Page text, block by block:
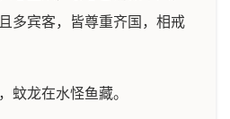
多宾客，皆尊重齐国，相戒
蚊龙在水怪鱼藏。